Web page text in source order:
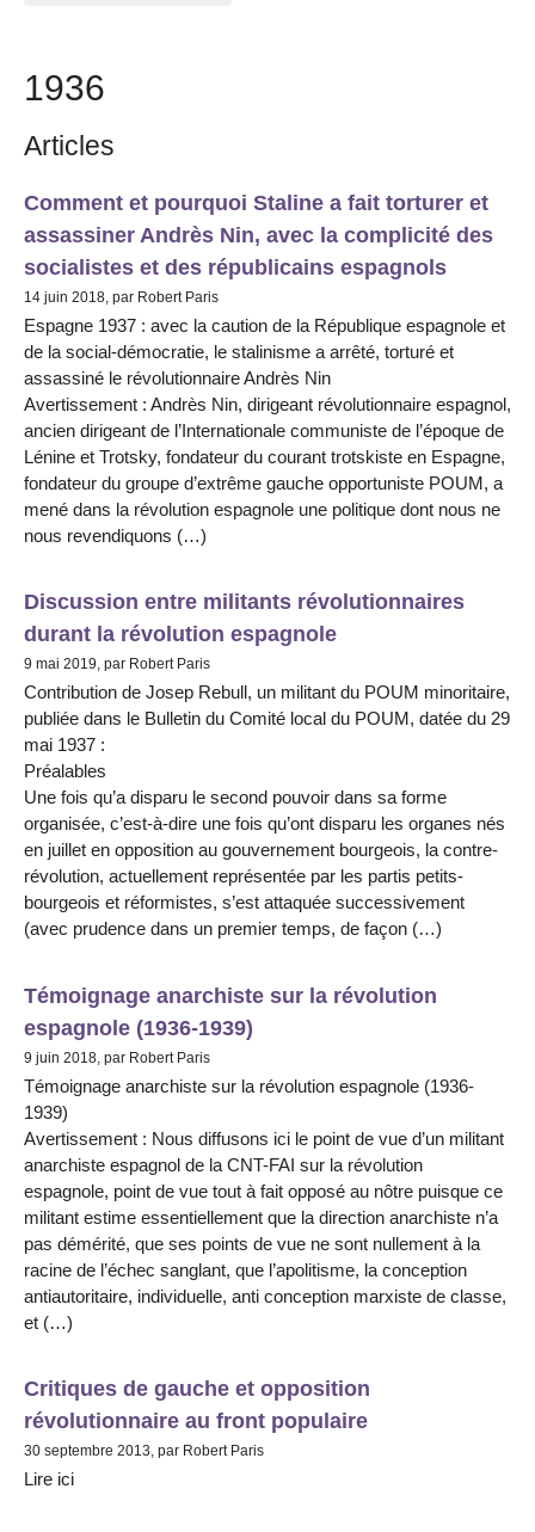
1936
Articles
Comment et pourquoi Staline a fait torturer et
assassiner Andrès Nin, avec la complicité des
socialistes et des républicains espagnols
14 juin 2018, par Robert Paris
Espagne 1937 : avec la caution de la République espagnole et
de la social-démocratie, le stalinisme a arrêté, torturé et
assassiné le révolutionnaire Andrès Nin
Avertissement : Andrès Nin, dirigeant révolutionnaire espagnol,
ancien dirigeant de l’Internationale communiste de l’époque de
Lénine et Trotsky, fondateur du courant trotskiste en Espagne,
fondateur du groupe d’extrême gauche opportuniste POUM, a
mené dans la révolution espagnole une politique dont nous ne
nous revendiquons (…)
Discussion entre militants révolutionnaires
durant la révolution espagnole
9 mai 2019, par Robert Paris
Contribution de Josep Rebull, un militant du POUM minoritaire,
publiée dans le Bulletin du Comité local du POUM, datée du 29
mai 1937 :
Préalables
Une fois qu’a disparu le second pouvoir dans sa forme
organisée, c’est-à-dire une fois qu’ont disparu les organes nés
en juillet en opposition au gouvernement bourgeois, la contre-
révolution, actuellement représentée par les partis petits-
bourgeois et réformistes, s’est attaquée successivement
(avec prudence dans un premier temps, de façon (…)
Témoignage anarchiste sur la révolution
espagnole (1936-1939)
9 juin 2018, par Robert Paris
Témoignage anarchiste sur la révolution espagnole (1936-
1939)
Avertissement : Nous diffusons ici le point de vue d’un militant
anarchiste espagnol de la CNT-FAI sur la révolution
espagnole, point de vue tout à fait opposé au nôtre puisque ce
militant estime essentiellement que la direction anarchiste n’a
pas démérité, que ses points de vue ne sont nullement à la
racine de l’échec sanglant, que l’apolitisme, la conception
antiautoritaire, individuelle, anti conception marxiste de classe,
et (…)
Critiques de gauche et opposition
révolutionnaire au front populaire
30 septembre 2013, par Robert Paris
Lire ici